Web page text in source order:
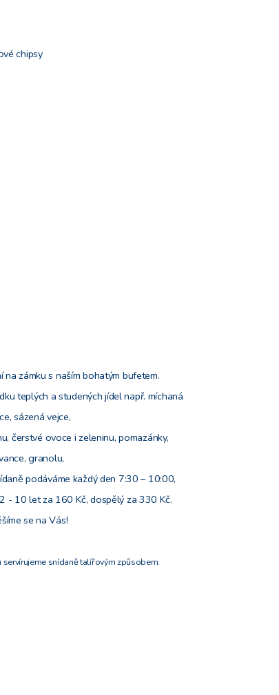
chipsy
na zámku s naším bohatým bufetem.
teplých a studených jídel např. míchaná
sázená vejce,
čerstvé ovoce i zeleninu, pomazánky,
granolu,
podáváme každý den 7:30 – 10:00,
- 10 let za 160 Kč, dospělý za 330 Kč.
se na Vás!
snídaně talířovým způsobem.